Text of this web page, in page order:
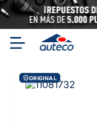
ORIGINAL